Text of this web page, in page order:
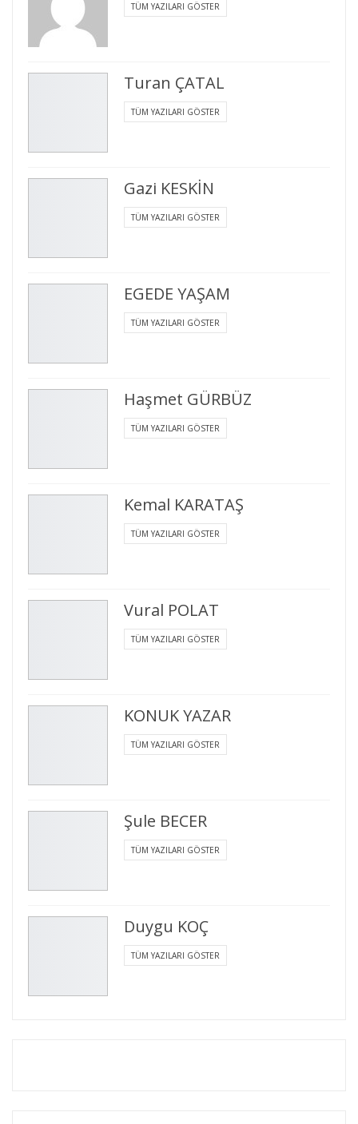
TÜM YAZILARI GÖSTER
Turan ÇATAL
TÜM YAZILARI GÖSTER
Gazi KESKİN
TÜM YAZILARI GÖSTER
EGEDE YAŞAM
TÜM YAZILARI GÖSTER
Haşmet GÜRBÜZ
TÜM YAZILARI GÖSTER
Kemal KARATAŞ
TÜM YAZILARI GÖSTER
Vural POLAT
TÜM YAZILARI GÖSTER
KONUK YAZAR
TÜM YAZILARI GÖSTER
Şule BECER
TÜM YAZILARI GÖSTER
Duygu KOÇ
TÜM YAZILARI GÖSTER